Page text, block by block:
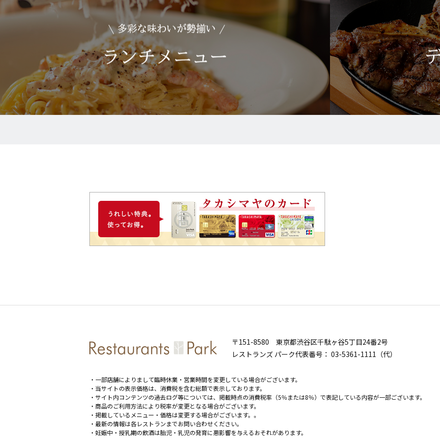
〒151-8580 東京都渋谷区千駄ヶ谷5丁目24番2号
レストランズ パーク代表番号： 03-5361-1111（代）
・一部店舗によりまして臨時休業・営業時間を変更している場合がございます。
・当サイトの表示価格は、消費税を含む総額で表示しております。
・サイト内コンテンツの過去ログ等については、掲載時点の消費税率（5％または8％）で表記している内容が一部ございます。
・商品のご利用方法により税率が変更となる場合がございます。
・掲載しているメニュー・価格は変更する場合がございます。。
・最新の情報は各レストランまでお問い合わせください。
・妊娠中・授乳期の飲酒は胎児・乳児の発育に悪影響を与えるおそれがあります。